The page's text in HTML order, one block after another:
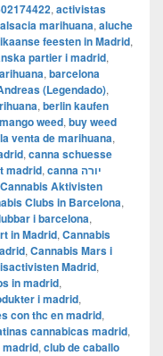
, activistas
alsacia marihuana, aluche
feesten in Madrid,
partier i madrid,
, barcelona
(Legendado),
, berlin kaufen
weed, buy weed
venta de marihuana,
, canna schuesse
madrid, canna יורה
Cannabis Aktivisten
Clubs in Barcelona,
i barcelona,
in Madrid, Cannabis
, Cannabis Mars i
Madrid,
in madrid,
i madrid,
con thc en madrid,
cannabicas madrid,
madrid, club de caballo